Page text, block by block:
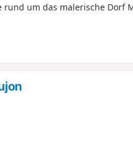
um das malerische Dorf